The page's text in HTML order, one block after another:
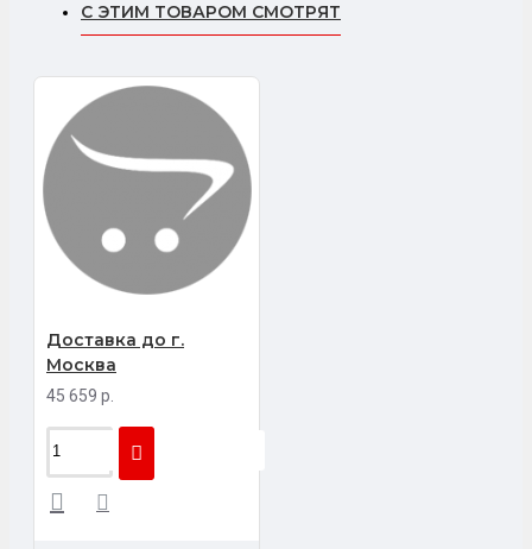
С ЭТИМ ТОВАРОМ СМОТРЯТ
Доставка до г.
Москва
45 659 р.